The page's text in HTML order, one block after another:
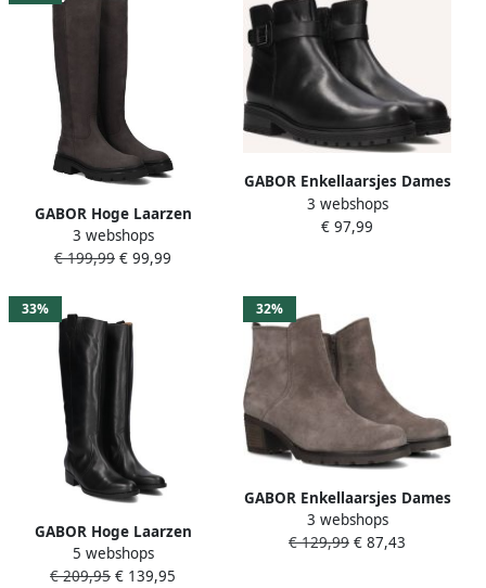
GABOR Hoge Laarzen
Dames 859 Maat: 36
Materiaal: Nubuck Kleur:
3 webshops
€ 199,99 € 99,99
GABOR Enkellaarsjes Dames
762 Maat: 40 5 Materiaal:
Leer Kleur: Zwart
3 webshops
€ 97,99
33%
GABOR Hoge Laarzen
Dames 901 Maat: 37 5
Materiaal: Leer Kleur: Zwart
5 webshops
€ 209,95 € 139,95
32%
GABOR Enkellaarsjes Dames
800.1 Maat: 37 Materiaal:
Suède Kleur: Taupe
3 webshops
€ 129,99 € 87,43